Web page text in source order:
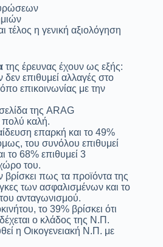
τέλος η γενική αξιολόγηση
της έρευνας έχουν ως εξής:
επιθυμεί αλλαγές στο
επικοινωνίας με την
της ARAG
πολύ καλή.
επαρκή και το 49%
του συνόλου επιθυμεί
το 68% επιθυμεί 3
του.
πως τα προϊόντα της
των ασφαλισμένων και το
ανταγωνισμού.
το 39% βρίσκει ότι
ο κλάδος της Ν.Π.
η Οικογενειακή Ν.Π. με